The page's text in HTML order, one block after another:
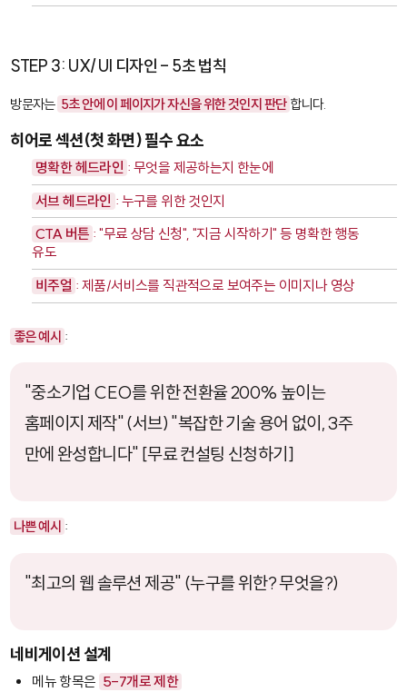
STEP 3: UX/UI 디자인 - 5초 법칙
방문자는 5초 안에 이 페이지가 자신을 위한 것인지 판단 합니다.
히어로 섹션(첫 화면) 필수 요소
명확한 헤드라인 : 무엇을 제공하는지 한눈에
서브 헤드라인 : 누구를 위한 것인지
CTA 버튼 : "무료 상담 신청", "지금 시작하기" 등 명확한 행동
유도
비주얼 : 제품/서비스를 직관적으로 보여주는 이미지나 영상
좋은 예시 :
"중소기업 CEO를 위한 전환율 200% 높이는
홈페이지 제작" (서브) "복잡한 기술 용어 없이, 3주
만에 완성합니다" [무료 컨설팅 신청하기]
나쁜 예시 :
"최고의 웹 솔루션 제공" (누구를 위한? 무엇을?)
네비게이션 설계
메뉴 항목은 5-7개로 제한